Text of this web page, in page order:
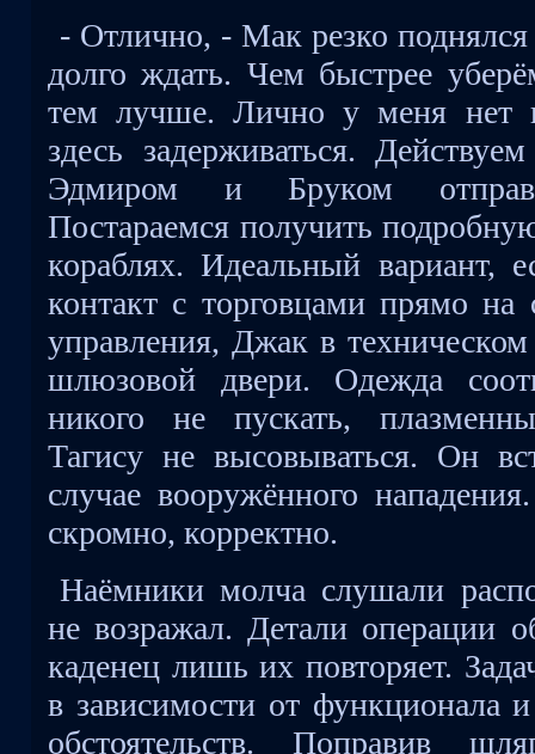
- Отлично, - Мак резко
долго ждать. Чем быстрее
тем лучше. Лично у меня нет
здесь задерживаться.
Эдмиром и Бруком
Постараемся получить
кораблях. Идеальный вариант,
контакт с торговцами прямо на
управления, Джак в
шлюзовой двери. Одежда
никого не пускать,
Тагису не высовываться. Он
случае вооружённого
скромно, корректно.
Наёмники молча слушали
не возражал. Детали операции
каденец лишь их повторяет.
в зависимости от функционала
обстоятельств. Поправив